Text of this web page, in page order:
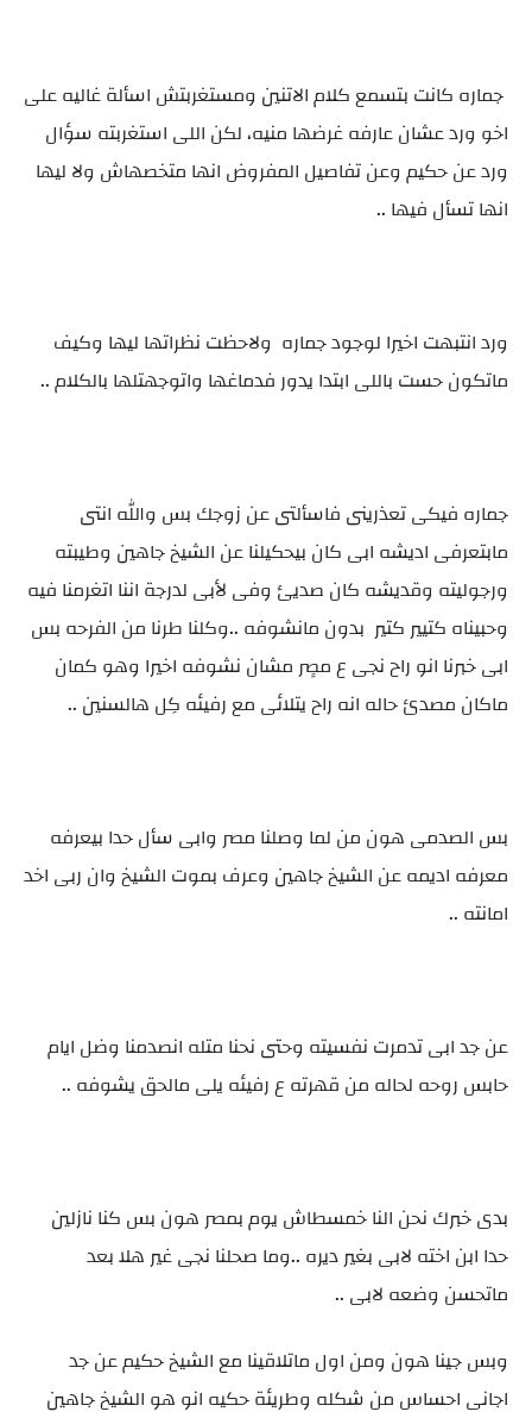
جماره كانت بتسمع كلام الاتنين ومستغربتش اسألة غاليه على
اخو ورد عشان عارفه غرضها منيه، لكن اللى استغربته سؤال
ورد عن حكيم وعن تفاصيل المفروض انها متخصهاش ولا ليها
انها تسأل فيها ..
ورد انتبهت اخيرا لوجود جماره ولاحظت نظراتها ليها وكيف
ماتكون حست باللى ابتدا يدور فدماغها واتوجهتلها بالكلام ..
جماره فيكى تعذرينى فاسألتى عن زوجك بس والله انتى
مابتعرفى اديشه ابى كان بيحكيلنا عن الشيخ جاهين وطيبته
ورجوليته وقديشه كان صديئ وفى لأبى لدرجة اننا اتغرمنا فيه
وحبيناه كتيير كتير بدون مانشوفه ..وكلنا طرنا من الفرحه بس
ابى خبرنا انو راح نجى ع مصٍر مشان نشوفه اخيرا وهو كمان
ماكان مصدئ حاله انه راح يتلائى مع رفيئه كِل هالسنين ..
بس الصدمى هون من لما وصلنا مصر وابى سأل حدا بيعرفه
معرفه اديمه عن الشيخ جاهين وعرف بموت الشيخ وان ربى اخد
امانته ..
عن جد ابى تدمرت نفسيته وحتى نحنا متله انصدمنا وضل ايام
حابس روحه لحاله من قهرته ع رفيئه يلى مالحق يشوفه ..
بدى خبرك نحن النا خمسطاش يوم بمصر هون بس كنا نازلين
حدا ابن اخته لابى بغير ديره ..وما صحلنا نجى غير هلا بعد
ماتحسن وضعه لابى ..
وبس جينا هون ومن اول ماتلاقينا مع الشيخ حكيم عن جد
اجانى احساس من شكله وطريئة حكيه انو هو الشيخ جاهين